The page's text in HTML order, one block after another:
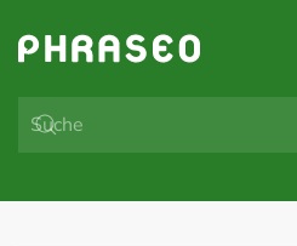
Zum Hauptinhalt springen